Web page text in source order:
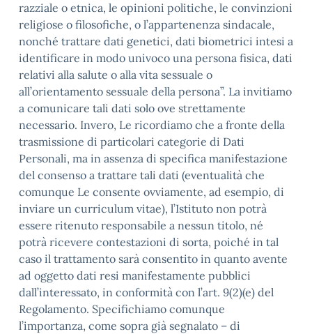
razziale o etnica, le opinioni politiche, le convinzioni
religiose o filosofiche, o l’appartenenza sindacale,
nonché trattare dati genetici, dati biometrici intesi a
identificare in modo univoco una persona fisica, dati
relativi alla salute o alla vita sessuale o
all’orientamento sessuale della persona”. La invitiamo
a comunicare tali dati solo ove strettamente
necessario. Invero, Le ricordiamo che a fronte della
trasmissione di particolari categorie di Dati
Personali, ma in assenza di specifica manifestazione
del consenso a trattare tali dati (eventualità che
comunque Le consente ovviamente, ad esempio, di
inviare un curriculum vitae), l’Istituto non potrà
essere ritenuto responsabile a nessun titolo, né
potrà ricevere contestazioni di sorta, poiché in tal
caso il trattamento sarà consentito in quanto avente
ad oggetto dati resi manifestamente pubblici
dall’interessato, in conformità con l’art. 9(2)(e) del
Regolamento. Specifichiamo comunque
l’importanza, come sopra già segnalato – di